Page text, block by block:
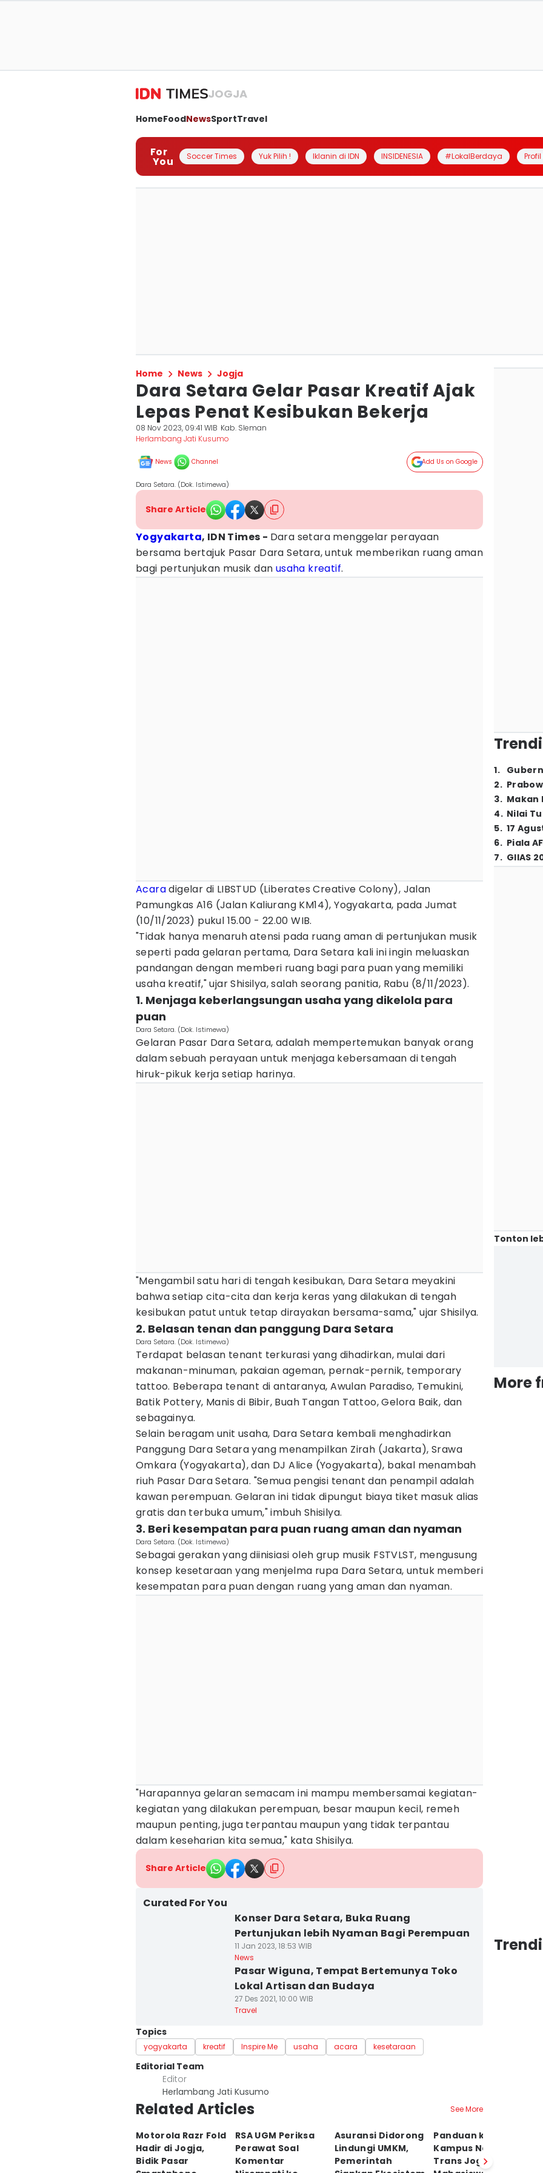
JOGJA
HomeFoodNewsSportTravel
For
You Soccer Times Yuk Pilih ! Iklanin di IDN INSIDENESIA #LokalBerdaya
Home News Jogja
Dara Setara Gelar Pasar Kreatif Ajak
Lepas Penat Kesibukan Bekerja
08 Nov 2023, 09:41 WIB Kab. Sleman
Herlambang Jati Kusumo
News Channel Add Us on Google
Dara Setara. (Dok. Istimewa)
Share Article
Yogyakarta, IDN Times - Dara setara menggelar perayaan
bersama bertajuk Pasar Dara Setara, untuk memberikan ruang aman
bagi pertunjukan musik dan usaha kreatif.
Acaradigelar di LIBSTUD (Liberates Creative Colony), Jalan
Pamungkas A16 (Jalan Kaliurang KM14), Yogyakarta, pada Jumat
(10/11/2023) pukul 15.00 - 22.00 WIB.
"Tidak hanya menaruh atensi pada ruang aman di pertunjukan musik
seperti pada gelaran pertama, Dara Setara kali ini ingin meluaskan
pandangan dengan memberi ruang bagi para puan yang memiliki
usaha kreatif," ujar Shisilya, salah seorang panitia, Rabu (8/11/2023).
1. Menjaga keberlangsungan usaha yang dikelola para
puan
Dara Setara. (Dok. Istimewa)
Gelaran Pasar Dara Setara, adalah mempertemukan banyak orang
dalam sebuah perayaan untuk menjaga kebersamaan di tengah
hiruk-pikuk kerja setiap harinya.
"Mengambil satu hari di tengah kesibukan, Dara Setara meyakini
bahwa setiap cita-cita dan kerja keras yang dilakukan di tengah
kesibukan patut untuk tetap dirayakan bersama-sama," ujar Shisilya.
2. Belasan tenan dan panggung Dara Setara
Dara Setara. (Dok. Istimewa)
Terdapat belasan tenant terkurasi yang dihadirkan, mulai dari
makanan-minuman, pakaian ageman, pernak-pernik, temporary
tattoo. Beberapa tenant di antaranya, Awulan Paradiso, Temukini,
Batik Pottery, Manis di Bibir, Buah Tangan Tattoo, Gelora Baik, dan
sebagainya.
Selain beragam unit usaha, Dara Setara kembali menghadirkan
Panggung Dara Setara yang menampilkan Zirah (Jakarta), Srawa
Omkara (Yogyakarta), dan DJ Alice (Yogyakarta), bakal menambah
riuh Pasar Dara Setara. "Semua pengisi tenant dan penampil adalah
kawan perempuan. Gelaran ini tidak dipungut biaya tiket masuk alias
gratis dan terbuka umum," imbuh Shisilya.
3. Beri kesempatan para puan ruang aman dan nyaman
Dara Setara. (Dok. Istimewa)
Sebagai gerakan yang diinisiasi oleh grup musik FSTVLST, mengusung
konsep kesetaraan yang menjelma rupa Dara Setara, untuk memberi
kesempatan para puan dengan ruang yang aman dan nyaman.
"Harapannya gelaran semacam ini mampu membersamai kegiatan-
kegiatan yang dilakukan perempuan, besar maupun kecil, remeh
maupun penting, juga terpantau maupun yang tidak terpantau
dalam keseharian kita semua," kata Shisilya.
Share Article
Curated For You
Konser Dara Setara, Buka Ruang
Pertunjukan lebih Nyaman Bagi Perempuan
11 Jan 2023, 18:53 WIB
News
Pasar Wiguna, Tempat Bertemunya Toko
Lokal Artisan dan Budaya
27 Des 2021, 10:00 WIB
Travel
Topics
yogyakarta kreatif Inspire Me usaha acara kesetaraan
Editorial Team
Editor
Herlambang Jati Kusumo
Related Articles See More
Motorola Razr Fold
Hadir di Jogja,
Bidik Pasar
RSA UGM Periksa
Perawat Soal
Komentar
Asuransi Didorong
Lindungi UMKM,
Pemerintah
Panduan ke
Kampus Naik
Trans Jogja buat
1.
2.
3. Makan
4. Nilai
5. 17
6. Piala
7. GIIAS
Tonton
More